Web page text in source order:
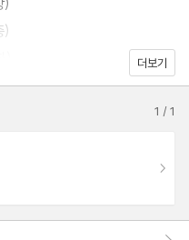
)
)
더보기
1 /1